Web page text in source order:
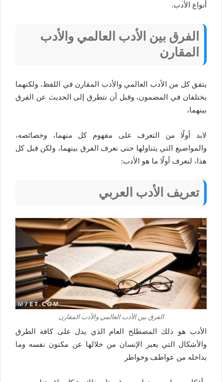
أنواع الأدب.
الفرق بين الأدب العالمي والأدب
المقارن
يتفق كل من الأدب العالمي والأدب المقارن في اللفظ، ولكنهما
يختلفان في المضمون، وقبل أن نتطرق إلى الحديث عن الفرق
بينهما،
لابد أولًا من التعرف على مفهوم كل منهما، وخصائصه،
والمواضيع التي يتناولها حتى نعرف الفرق بينهما، ولكن قبل كل
هذا، لنعرف أولًا ما هو الأدب:
تعريف الأدب العربي
الفرق بين الأدب العالمي والأدب المقارن
الأدب هو ذلك المصطلح العام الذي يدل على كافة الطرق
والأشكال التي يعبر الإنسان من خلالها عن مكنون نفسه وما
بداخله من عواطف وخواطر